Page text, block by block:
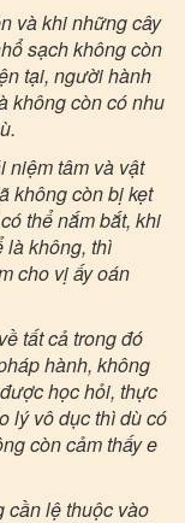
và khi những cây
sạch không còn
tại, người hành
không còn có nhu
niệm tâm và vật
không còn bị kẹt
thể nắm bắt, khi
là không, thì
cho vị ấy oán
tất cả trong đó
hành, không
học hỏi, thực
lý vô dục thì dù có
còn cảm thấy e
cần lệ thuộc vào